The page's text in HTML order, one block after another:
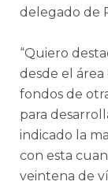
delegado de
“Quiero
desde el
fondos de
para
indicado la
con esta
veintena de